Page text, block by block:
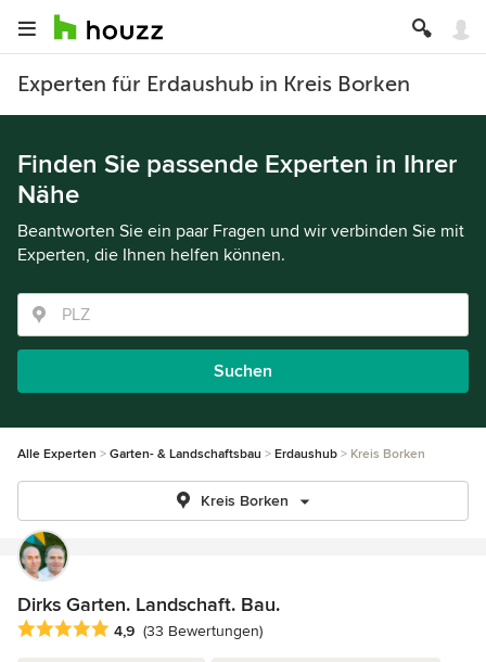
Experten für Erdaushub in Kreis Borken
Finden Sie passende Experten in Ihrer
Nähe
Beantworten Sie ein paar Fragen und wir verbinden Sie mit
Experten, die Ihnen helfen können.
Suchen
Alle Experten Garten- & Landschaftsbau Erdaushub Kreis Borken
Kreis Borken
Dirks Garten. Landschaft. Bau.
Durchschnittliche Bewertung: 4.9 von 5 Sternen
4,9 (33 Bewertungen)